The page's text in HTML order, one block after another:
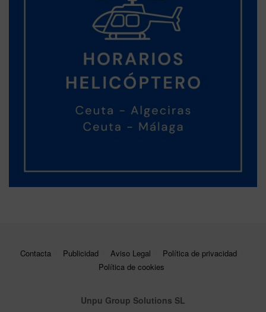
Contacta Publicidad Aviso Legal
Política de privacidad
Política de cookies
Unpu Group Solutions SL